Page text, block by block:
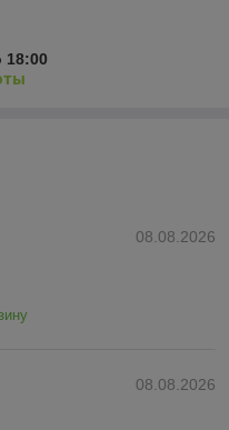
18:00
08.08.2026
08.08.2026